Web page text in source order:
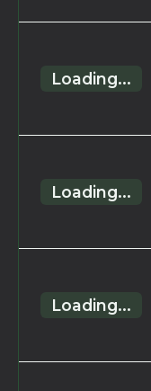
Loading...
Loading...
Loading...